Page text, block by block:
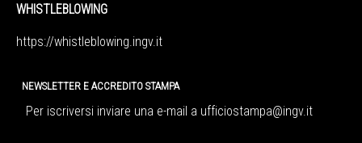
WHISTLEBLOWING
https://whistleblowing.ingv. it
NEWSLETTER E ACCREDITO STAMPA
Per iscriversi inviare una e-mail a ufficiostampa@ingv.it